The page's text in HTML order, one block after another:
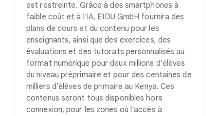
est restreinte. Grâce à des smartphones à
faible coût et à l'IA, EIDU GmbH fournira des
plans de cours et du contenu pour les
enseignants, ainsi que des exercices, des
évaluations et des tutorats personnalisés au
format numérique pour deux millions d'élèves
du niveau préprimaire et pour des centaines de
milliers d'élèves de primaire au Kenya. Ces
contenus seront tous disponibles hors
connexion, pour les zones où l'accès à